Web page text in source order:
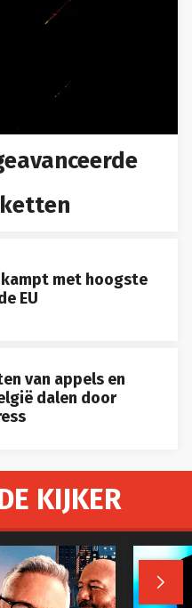
kampt met hoogste
EU
van appels en
dalen door
KIJKER
